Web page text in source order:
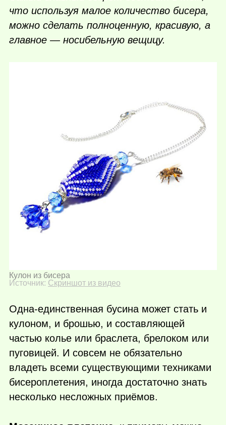
что используя малое количество бисера,
можно сделать полноценную, красивую, а
главное — носибельную вещицу.
Кулон из бисера
Источник: Скриншот из видео
Одна-единственная бусина может стать и
кулоном, и брошью, и составляющей
частью колье или браслета, брелоком или
пуговицей. И совсем не обязательно
владеть всеми существующими техниками
бисероплетения, иногда достаточно знать
несколько несложных приёмов.